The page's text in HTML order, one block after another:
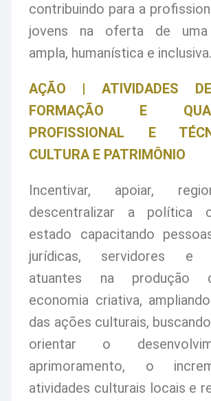
contribuindo para a
jovens na oferta de uma
ampla, humanística e inclusiva.
AÇÃO | ATIVIDADES
FORMAÇÃO E
PROFISSIONAL E
CULTURA E PATRIMÔNIO
Incentivar, apoiar,
descentralizar a política
estado capacitando
jurídicas, servidores e
atuantes na produção
economia criativa,
das ações culturais,
orientar o
aprimoramento, o
atividades culturais locais e